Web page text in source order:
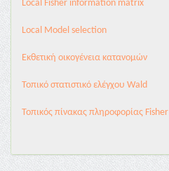
Local Fisher information matrix
Local Model selection
Εκθετική οικογένεια κατανομών
Τοπικό στατιστικό ελέγχου Wald
Τοπικός πίνακας πληροφορίας Fisher